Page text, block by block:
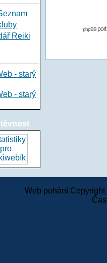
Reiki
- starý
- starý
phpBB
Web pohání